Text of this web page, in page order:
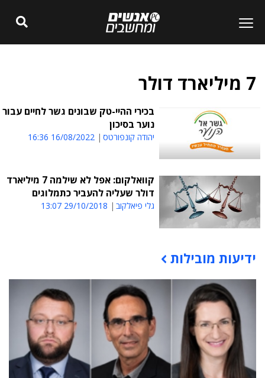
7 מיליארד דולר
בכירי ההיי-טק שבונים גשר לחיים עבור
נוער בסיכון
יהודה קונפורטס 16/08/2022 16:36
קוואלקום: אפל לא שילמה 7 מיליארד
דולר שעליה להעביר כתמלוגים
גלי פיאלקוב 29/10/2018 13:07
תוכן פרסומי
ידיעות מובילות